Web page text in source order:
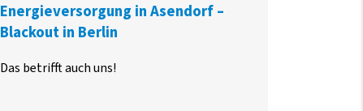
Energieversorgung in Asendorf –
Blackout in Berlin
Das betrifft auch uns!